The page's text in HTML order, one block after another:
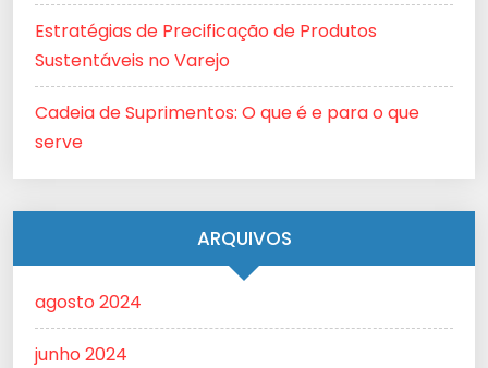
Estratégias de Precificação de Produtos
Sustentáveis no Varejo
Cadeia de Suprimentos: O que é e para o que
serve
ARQUIVOS
agosto 2024
junho 2024